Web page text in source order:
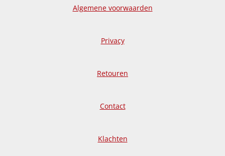
Algemene voorwaarden
Privacy
Retouren
Contact
Klachten